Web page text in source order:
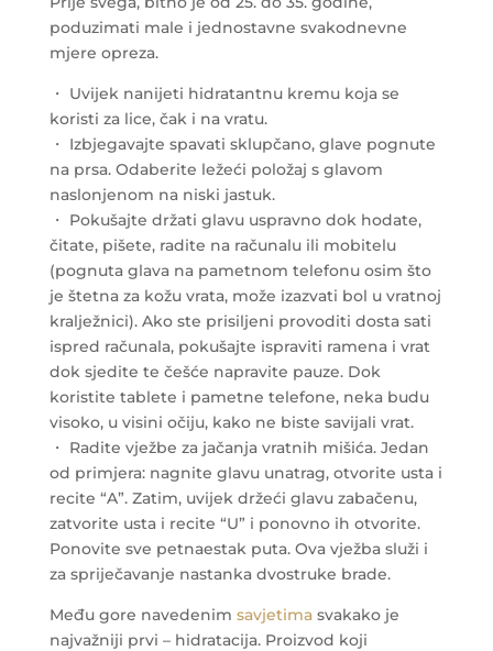
poduzimati male i jednostavne svakodnevne
mjere opreza.
・ Uvijek nanijeti hidratantnu kremu koja se
koristi za lice, čak i na vratu.
・ Izbjegavajte spavati sklupčano, glave pognute
na prsa. Odaberite ležeći položaj s glavom
naslonjenom na niski jastuk.
・ Pokušajte držati glavu uspravno dok hodate,
čitate, pišete, radite na računalu ili mobitelu
(pognuta glava na pametnom telefonu osim što
je štetna za kožu vrata, može izazvati bol u vratnoj
kralježnici). Ako ste prisiljeni provoditi dosta sati
ispred računala, pokušajte ispraviti ramena i vrat
dok sjedite te češće napravite pauze. Dok
koristite tablete i pametne telefone, neka budu
visoko, u visini očiju, kako ne biste savijali vrat.
・ Radite vježbe za jačanja vratnih mišića. Jedan
od primjera: nagnite glavu unatrag, otvorite usta i
recite “A”. Zatim, uvijek držeći glavu zabačenu,
zatvorite usta i recite “U” i ponovno ih otvorite.
Ponovite sve petnaestak puta. Ova vježba služi i
za spriječavanje nastanka dvostruke brade.
Među gore navedenim savjetimasvakako je
najvažniji prvi – hidratacija. Proizvod koji